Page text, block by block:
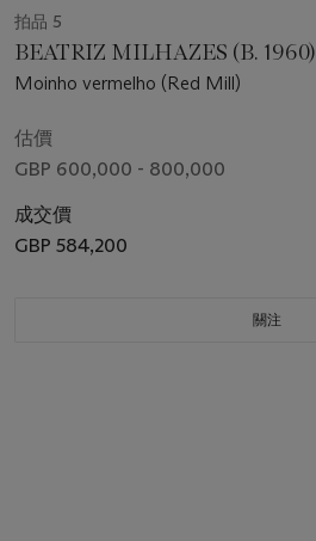
拍品 5
BEATRIZ MILHAZES (B. 1960)
Moinho vermelho (Red Mill)
估價
GBP 600,000 - 800,000
成交價
GBP 584,200
關注